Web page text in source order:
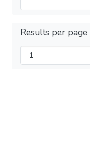
Results per page